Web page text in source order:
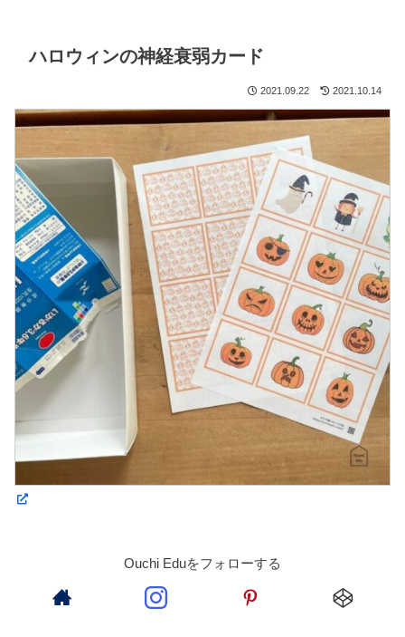
ハロウィンの神経衰弱カード
2021.09.22 2021.10.14
Ouchi Eduをフォローする